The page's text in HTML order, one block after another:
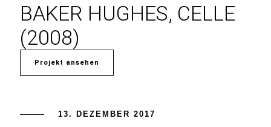
BAKER HUGHES, CELLE
(2008)
Projekt ansehen
13. DEZEMBER 2017